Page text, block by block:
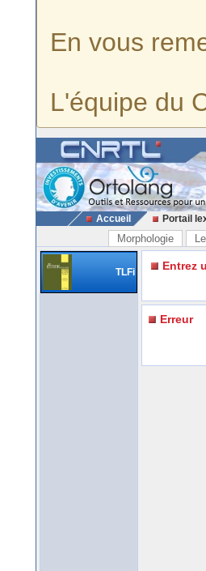
En vous
L'équipe du
Accueil Portail
Morphologie
TLFi Entrez
Erreur